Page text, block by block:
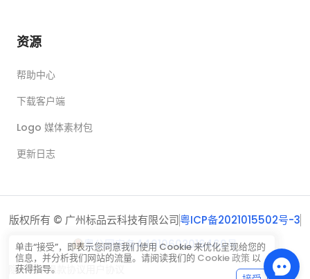
资源
帮助中心
下载客户端
Logo 媒体素材包
更新日志
版权所有 © 广州标品云科技有限公司粤ICP备2021015502号-3
粤公网安备44010602016460号
隐私政策退款协议
单击“接受”，即表示您同意我们使用 Cookie 来优化呈现给您的
信息，并分析我们网站的流量。请阅读我们的 Cookie 政策 以
获得指导。